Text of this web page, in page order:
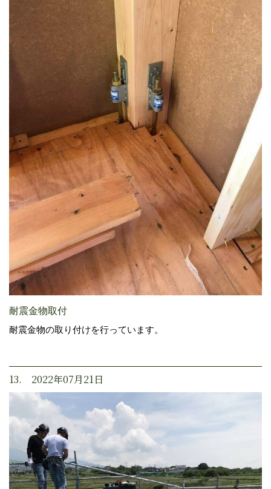
耐震金物取付
耐震金物の取り付けを行っています。
13. 2022年07月21日